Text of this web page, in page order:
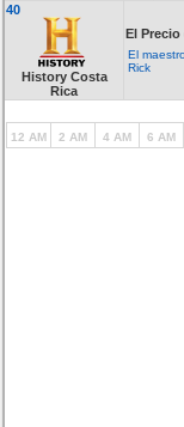
40
History Costa
Rica
El
El
Rick
12 AM 2 AM 4 AM 6 AM